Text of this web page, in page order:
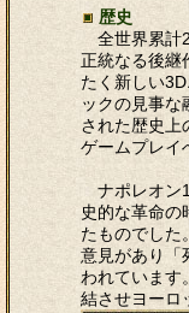
歴史
全世界累計
正統なる後継
たく新しい
ックの見事な
された歴史上
ゲームプレイ
ナポレオン1
史的な革命の
たものでした
意見があり「
われています
結させヨーロ